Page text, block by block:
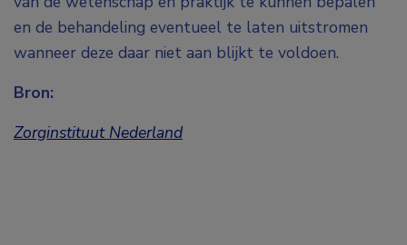
en de behandeling eventueel te laten uitstromen
wanneer deze daar niet aan blijkt te voldoen.
Bron:
Zorginstituut Nederland